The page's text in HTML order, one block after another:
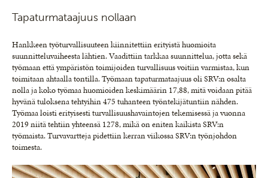
Tapaturmataajuus nollaan
Hankkeen työturvallisuuteen kiinnitettiin erityistä huomioita
suunnitteluvaiheesta lähtien. Vaadittiin tarkkaa suunnittelua, jotta sekä
työmaan että ympäristön toimijoiden turvallisuus voitiin varmistaa, kun
toimitaan ahtaalla tontilla. Työmaan tapaturmataajuus oli SRV:n osalta
nolla ja koko työmaa huomioiden keskimäärin 17,88, mitä voidaan pitää
hyvänä tuloksena tehtyihin 475 tuhanteen työntekijätuntiin nähden.
Työmaa loisti erityisesti turvallisuushavaintojen tekemisessä ja vuonna
2019 niitä tehtiin yhteensä 1278, mikä on eniten kaikista SRV:n
työmaista. Turvavartteja pidettiin kerran viikossa SRV:n työnjohdon
toimesta.